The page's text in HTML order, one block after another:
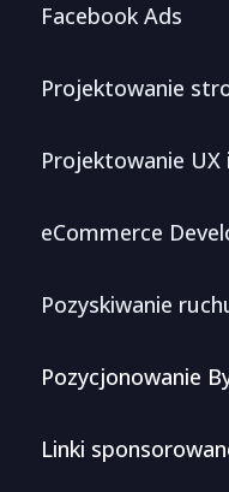
Facebook Ads
Projektowanie
Projektowanie UX
eCommerce
Pozyskiwanie
Pozycjonowanie
Linki